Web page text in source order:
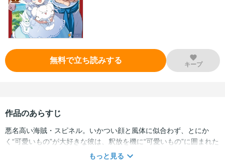
無料で立ち読みする キープ
作品のあらすじ
悪名高い海賊・スピネル。いかつい顔と風体に似合わず、とにか
く“可愛いもの”が大好きな彼は、釈放を機に“可愛いもの”に囲まれた
新生活を送ることを決意する。街で出会ったもふもふな獣、そして
もっと見る